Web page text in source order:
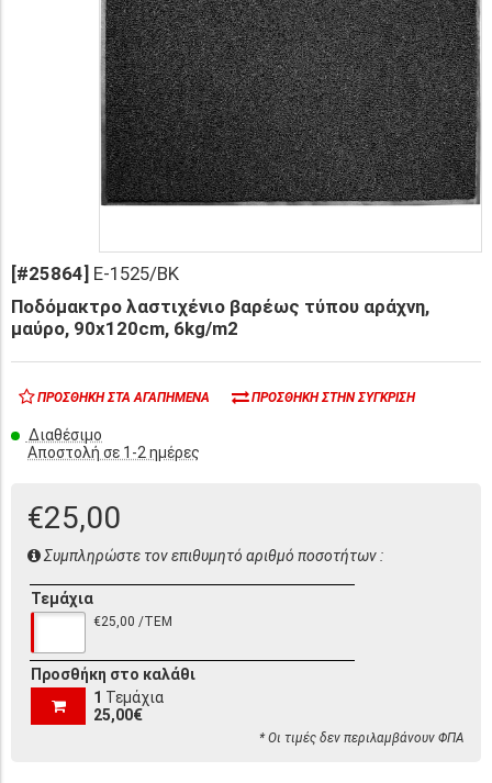
[#25864] E-1525/BK
Ποδόμακτρο λαστιχένιο βαρέως τύπου αράχνη,
μαύρο, 90x120cm, 6kg/m2
ΠΡΟΣΘΉΚΗ ΣΤΑ ΑΓΑΠΗΜΈΝΑ ΠΡΟΣΘΉΚΗ ΣΤΗΝ ΣΎΓΚΡΙΣΗ
Διαθέσιμο
Αποστολή σε 1-2 ημέρες
€25,00
Συμπληρώστε τον επιθυμητό αριθμό ποσοτήτων :
Τεμάχια
€25,00 /ΤΕΜ
Προσθήκη στο καλάθι
1 Τεμάχια
25,00€
* Οι τιμές δεν περιλαμβάνουν ΦΠΑ